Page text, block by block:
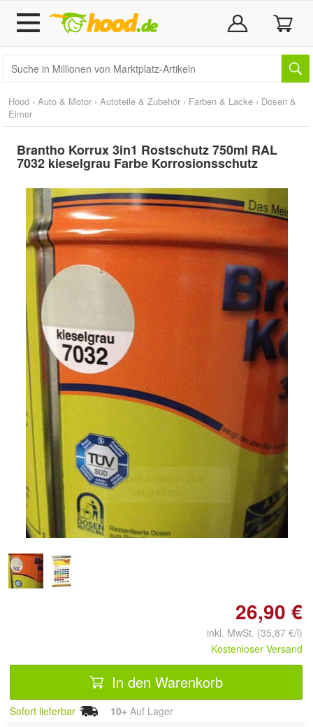
Hood › Auto & Motor › Autoteile & Zubehör › Farben & Lacke › Dosen &
Eimer
Brantho Korrux 3in1 Rostschutz 750ml RAL
7032 kieselgrau Farbe Korrosionsschutz
Doppelt antippen zum
vergrößern
26,90 €
inkl. MwSt. (35,87 €/l)
Kostenloser Versand
In den Warenkorb
Sofort lieferbar 10+ Auf Lager